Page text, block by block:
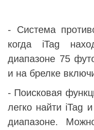
- Система
когда iTag
диапазоне 75
и на брелке
- Поисковая
легко найти iTag
диапазоне.